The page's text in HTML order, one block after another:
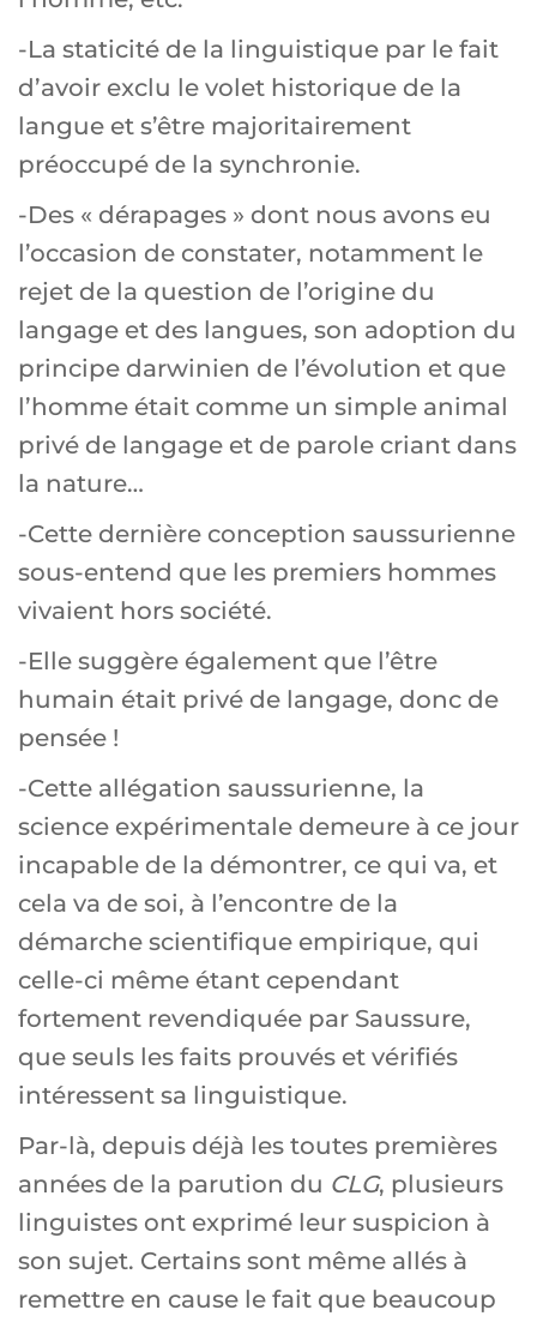
-La staticité de la linguistique par le fait
d’avoir exclu le volet historique de la
langue et s’être majoritairement
préoccupé de la synchronie.
-Des « dérapages » dont nous avons eu
l’occasion de constater, notamment le
rejet de la question de l’origine du
langage et des langues, son adoption du
principe darwinien de l’évolution et que
l’homme était comme un simple animal
privé de langage et de parole criant dans
la nature…
-Cette dernière conception saussurienne
sous-entend que les premiers hommes
vivaient hors société.
-Elle suggère également que l’être
humain était privé de langage, donc de
pensée !
-Cette allégation saussurienne, la
science expérimentale demeure à ce jour
incapable de la démontrer, ce qui va, et
cela va de soi, à l’encontre de la
démarche scientifique empirique, qui
celle-ci même étant cependant
fortement revendiquée par Saussure,
que seuls les faits prouvés et vérifiés
intéressent sa linguistique.
Par-là, depuis déjà les toutes premières
années de la parution du CLG, plusieurs
linguistes ont exprimé leur suspicion à
son sujet. Certains sont même allés à
remettre en cause le fait que beaucoup